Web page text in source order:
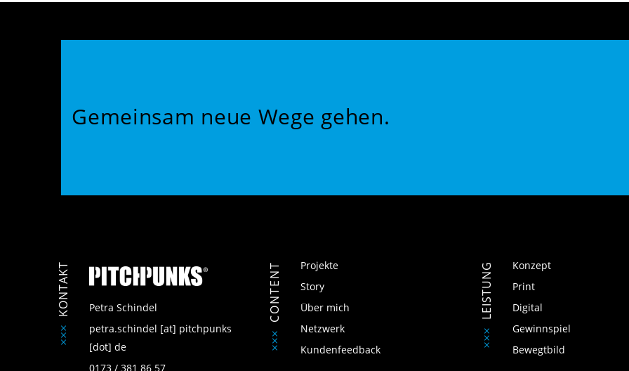
Gemeinsam neue Wege gehen.
KONTAKT
Petra Schindel
petra.schindel [at] pitchpunks
[dot] de
0173 / 381 86 57
CONTENT
Projekte
Story
Über mich
Netzwerk
Kundenfeedback
LEISTUNG
Konzept
Print
Digital
Gewinnspiel
Bewegtbild